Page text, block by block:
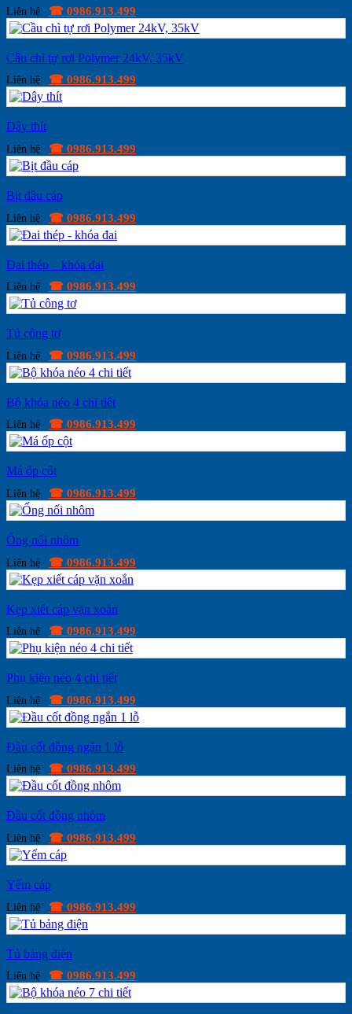
Liên hệ ☎ 0986.913.499
Cầu chì tự rơi Polymer 24kV, 35kV
Liên hệ ☎ 0986.913.499
Dây thít
Liên hệ ☎ 0986.913.499
Bịt đầu cáp
Liên hệ ☎ 0986.913.499
Đai thép – khóa đai
Liên hệ ☎ 0986.913.499
Tủ công tơ
Liên hệ ☎ 0986.913.499
Bộ khóa néo 4 chi tiết
Liên hệ ☎ 0986.913.499
Má ốp cột
Liên hệ ☎ 0986.913.499
Ống nối nhôm
Liên hệ ☎ 0986.913.499
Kẹp xiết cáp vặn xoắn
Liên hệ ☎ 0986.913.499
Phụ kiện néo 4 chi tiết
Liên hệ ☎ 0986.913.499
Đầu cốt đồng ngắn 1 lỗ
Liên hệ ☎ 0986.913.499
Đầu cốt đồng nhôm
Liên hệ ☎ 0986.913.499
Yếm cáp
Liên hệ ☎ 0986.913.499
Tủ bảng điện
Liên hệ ☎ 0986.913.499